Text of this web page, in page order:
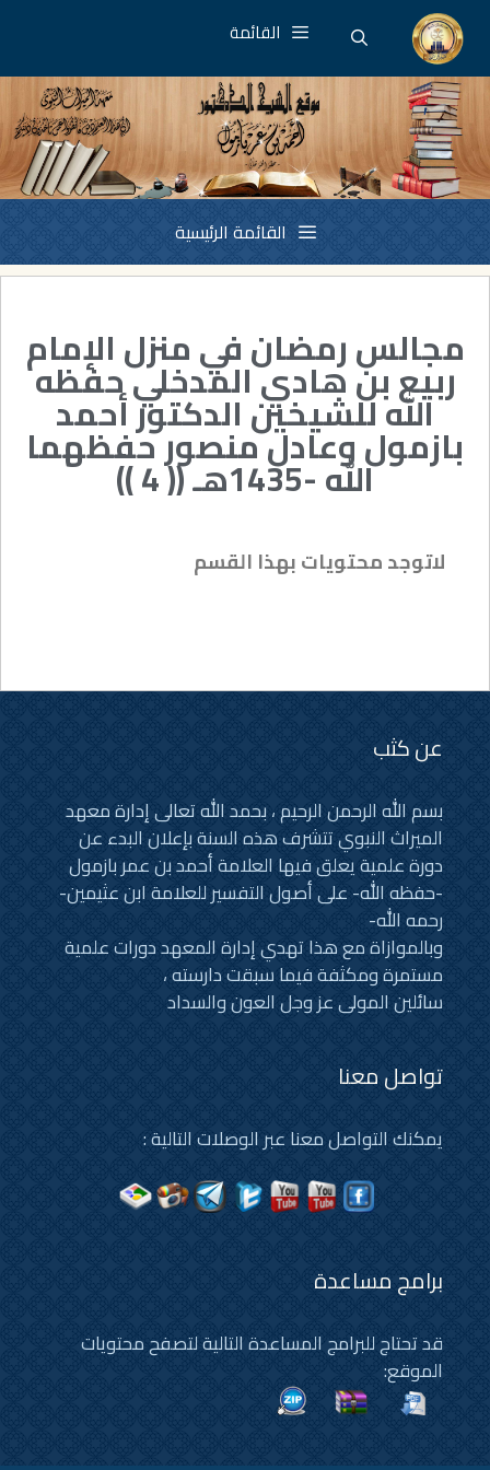
القائمة
القائمة الرئيسية
مجالس رمضان في منزل الإمام
ربيع بن هادي المدخلي حفظه
الله للشيخين الدكتور أحمد
بازمول وعادل منصور حفظهما
الله -1435هـ (( 4 ))
لاتوجد محتويات بهذا القسم
عن كثب
بسم الله الرحمن الرحيم ، بحمد الله تعالى إدارة معهد
الميراث النبوي تتشرف هذه السنة بإعلان البدء عن
دورة علمية يعلق فيها العلامة أحمد بن عمر بازمول
-حفظه الله- على أصول التفسير للعلامة ابن عثيمين-
رحمه الله-
وبالموازاة مع هذا تهدي إدارة المعهد دورات علمية
مستمرة ومكثفة فيما سبقت دارسته ،
سائلين المولى عز وجل العون والسداد
تواصل معنا
يمكنك التواصل معنا عبر الوصلات التالية :
برامج مساعدة
قد تحتاج للبرامج المساعدة التالية لتصفح محتويات
الموقع: